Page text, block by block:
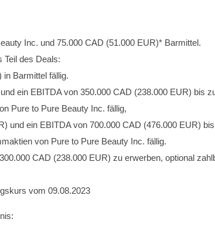
Inc. und 75.000 CAD (51.000 EUR)* Barmittel.
Teil des Deals:
Barmittel fällig.
ein EBITDA von 350.000 CAD (238.000 EUR) bis
Pure to Pure Beauty Inc. fällig,
und ein EBITDA von 700.000 CAD (476.000 EUR)
von Pure to Pure Beauty Inc. fällig.
CAD (238.000 EUR) zu erwerben, optional
vom 09.08.2023